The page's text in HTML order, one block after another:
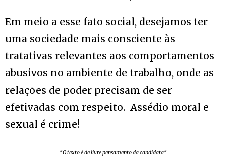
Em meio a esse fato social, desejamos ter
uma sociedade mais consciente às
tratativas relevantes aos comportamentos
abusivos no ambiente de trabalho, onde as
relações de poder precisam de ser
efetivadas com respeito. Assédio moral e
sexual é crime!
*O texto é de livre pensamento da candidata*